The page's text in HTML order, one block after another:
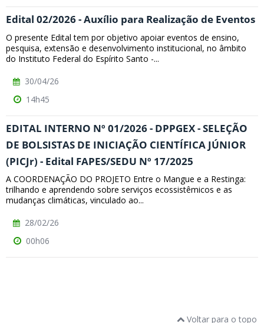
Edital 02/2026 - Auxílio para Realização de Eventos
O presente Edital tem por objetivo apoiar eventos de ensino,
pesquisa, extensão e desenvolvimento institucional, no âmbito
do Instituto Federal do Espírito Santo -...
30/04/26
14h45
EDITAL INTERNO Nº 01/2026 - DPPGEX - SELEÇÃO
DE BOLSISTAS DE INICIAÇÃO CIENTÍFICA JÚNIOR
(PICJr) - Edital FAPES/SEDU Nº 17/2025
A COORDENAÇÃO DO PROJETO Entre o Mangue e a Restinga:
trilhando e aprendendo sobre serviços ecossistêmicos e as
mudanças climáticas, vinculado ao...
28/02/26
00h06
Voltar para o topo